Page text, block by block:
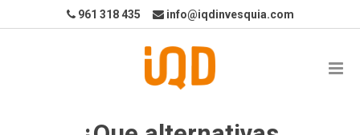
961 318 435 info@iqdinvesquia.com